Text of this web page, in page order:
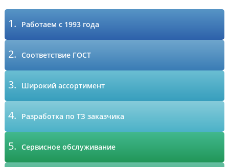
1. Работаем с 1993 года
2. Соответствие ГОСТ
3. Широкий ассортимент
4. Разработка по ТЗ заказчика
5. Сервисное обслуживание